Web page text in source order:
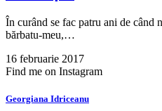
În curând se fac patru ani de când
bărbatu-meu,…
16 februarie 2017
Find me on Instagram
Georgiana Idriceanu